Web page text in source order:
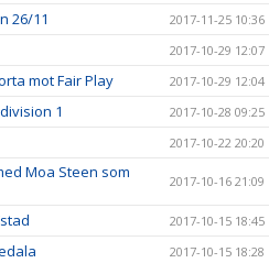
26/11 2017-11-25 10:36
2017-10-29 12:07
mot Fair Play 2017-10-29 12:04
1 2017-10-28 09:25
2017-10-22 20:20
Moa Steen som
2017-10-16 21:09
2017-10-15 18:45
2017-10-15 18:28